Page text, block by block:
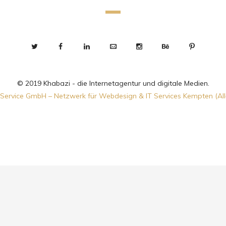
© 2019 Khabazi - die Internetagentur und digitale Medien.
Service GmbH – Netzwerk für Webdesign & IT Services Kempten